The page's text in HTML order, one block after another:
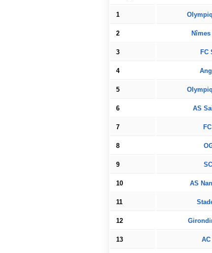
1
2
3 FC
4
5
6 AS
7
8
9
10 AS
11
12
13